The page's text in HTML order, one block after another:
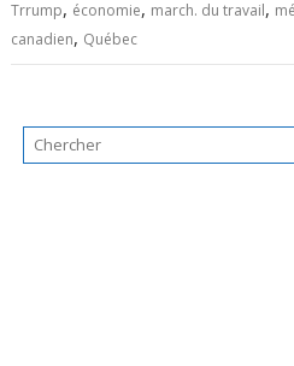
Trrump, économie, march. du travail,
canadien, Québec